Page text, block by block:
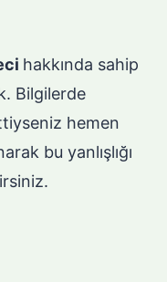
hakkında sahip
Bilgilerde
hemen
bu yanlışlığı